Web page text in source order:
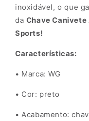
inoxidável, o que
da Chave Canivete
Sports!
Características:
• Marca: WG
• Cor: preto
• Acabamento: